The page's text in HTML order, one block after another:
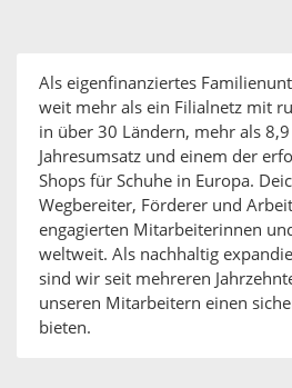
Als eigenfinanziertes
weit mehr als ein Filialnetz mit
in über 30 Ländern, mehr als
Jahresumsatz und einem der
Shops für Schuhe in Europa.
Wegbereiter, Förderer und
engagierten Mitarbeiterinnen
weltweit. Als nachhaltig
sind wir seit mehreren
unseren Mitarbeitern einen
bieten.